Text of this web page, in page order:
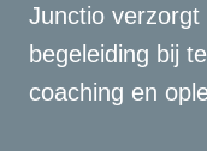
Junctio verzorgt
begeleiding bij
coaching en